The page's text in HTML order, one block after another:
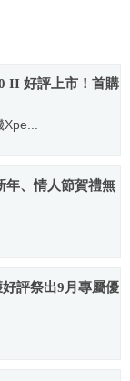
II 好評上市！首購
Xpe...
年、情人節賀禮無
評祭出9月專屬優